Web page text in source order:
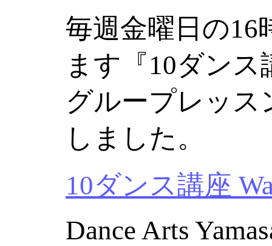
毎週金曜日の16
ます『10ダンス
グループレッ
しました。
10ダンス講座
Dance Arts